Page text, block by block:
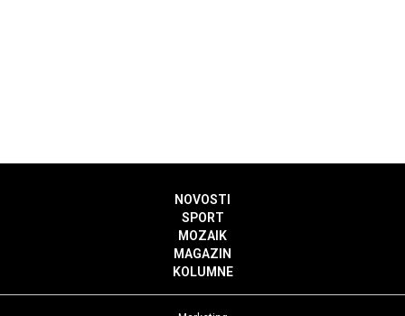
NOVOSTI
SPORT
MOZAIK
MAGAZIN
KOLUMNE